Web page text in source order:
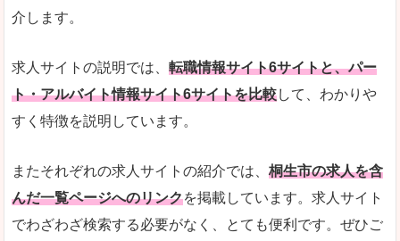
介します。
求人サイトの説明では、 転職情報サイト6サイトと、パー
ト・アルバイト情報サイト6サイトを比較して、わかりや
すく特徴を説明しています。
またそれぞれの求人サイトの紹介では、 桐生市の求人を含
んだ一覧ページへのリンクを掲載しています。求人サイト
でわざわざ検索する必要がなく、とても便利です。ぜひご